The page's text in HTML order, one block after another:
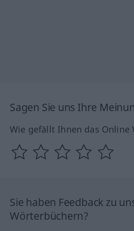
Sagen Sie uns Ihre
Wie gefällt Ihnen das Online
Sie haben Feedback zu
Wörterbüchern?